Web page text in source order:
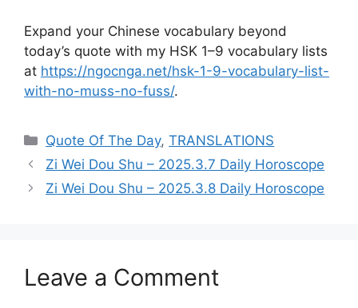
Expand your Chinese vocabulary beyond
today’s quote with my HSK 1–9 vocabulary lists
at https://ngocnga.net/hsk-1-9-vocabulary-list-
with-no-muss-no-fuss/.
Categories
Quote Of The Day,TRANSLATIONS
Zi Wei Dou Shu – 2025.3.7 Daily Horoscope
Zi Wei Dou Shu – 2025.3.8 Daily Horoscope
Leave a Comment